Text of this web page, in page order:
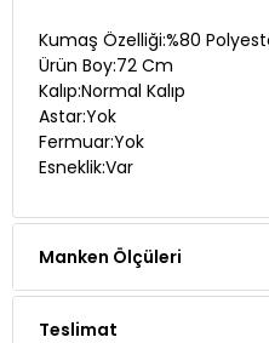
Kumaş Özelliği:%80
Ürün Boy:72 Cm
Kalıp:Normal Kalıp
Astar:Yok
Fermuar:Yok
Esneklik:Var
Manken Ölçüleri
Teslimat